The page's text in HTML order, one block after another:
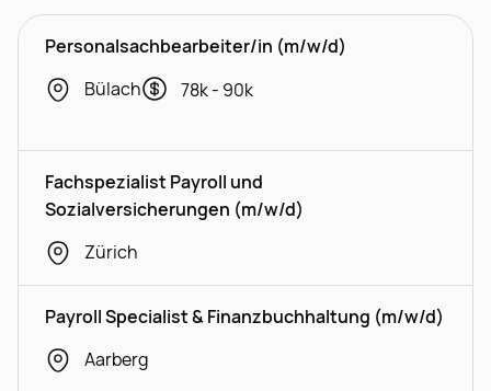
Personalsachbearbeiter/in (m/w/d)
Bülach
78k - 90k
Fachspezialist Payroll und
Sozialversicherungen (m/w/d)
Zürich
Payroll Specialist & Finanzbuchhaltung (m/w/d)
Aarberg